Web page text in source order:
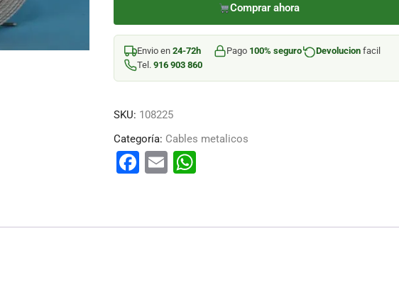
3MM
25
MT
cantidad
Comprar ahora
Envio en 24-72h Pago 100% seguro Devolucion facil
Tel. 916 903 860
SKU: 108225
Categoría: Cables metalicos
F
e
E
l
s